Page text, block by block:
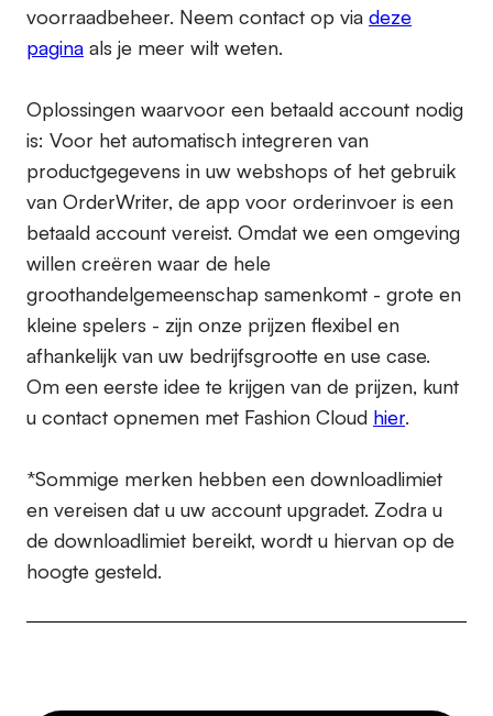
voorraadbeheer. Neem contact op via deze
pagina als je meer wilt weten.
Oplossingen waarvoor een betaald account nodig
is: Voor het automatisch integreren van
productgegevens in uw webshops of het gebruik
van OrderWriter, de app voor orderinvoer is een
betaald account vereist. Omdat we een omgeving
willen creëren waar de hele
groothandelgemeenschap samenkomt - grote en
kleine spelers - zijn onze prijzen flexibel en
afhankelijk van uw bedrijfsgrootte en use case.
Om een eerste idee te krijgen van de prijzen, kunt
u contact opnemen met Fashion Cloud hier.
*Sommige merken hebben een downloadlimiet
en vereisen dat u uw account upgradet. Zodra u
de downloadlimiet bereikt, wordt u hiervan op de
hoogte gesteld.